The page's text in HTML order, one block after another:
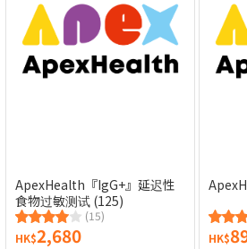
ApexHealth『IgG+』延迟性
食物过敏测试 (125)
(15)
HK$2,680
HK$